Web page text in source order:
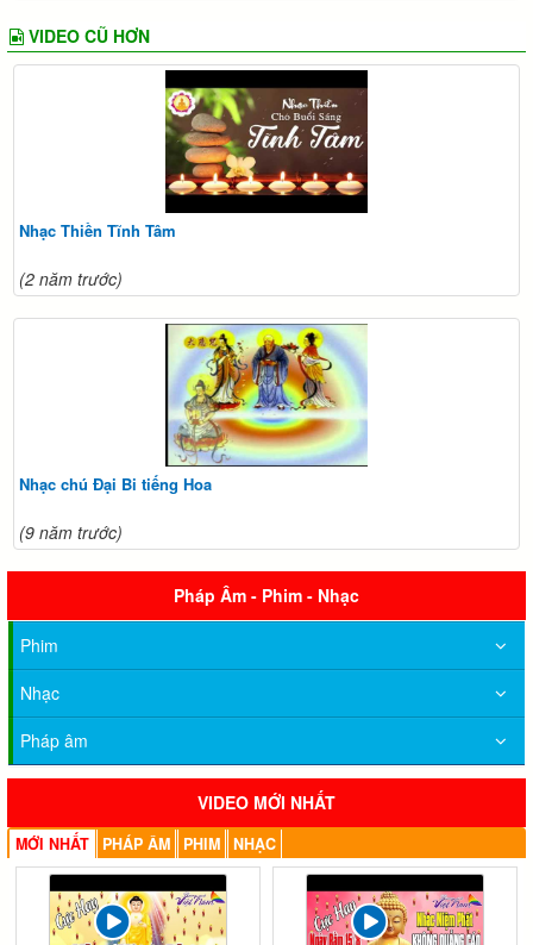
VIDEO CŨ HƠN
Nhạc Thiền Tĩnh Tâm
(2 năm trước)
Nhạc chú Đại Bi tiếng Hoa
(9 năm trước)
Pháp Âm - Phim - Nhạc
Phim
Nhạc
Pháp âm
VIDEO MỚI NHẤT
MỚI NHẤT PHÁP ÂM PHIM NHẠC